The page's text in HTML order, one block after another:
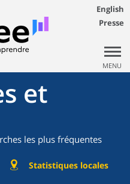
English
Presse
MENU
et
les plus fréquentes
Statistiques locales